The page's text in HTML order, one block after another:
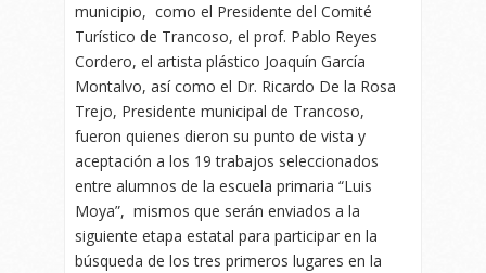
municipio, como el Presidente del Comité
Turístico de Trancoso, el prof. Pablo Reyes
Cordero, el artista plástico Joaquín García
Montalvo, así como el Dr. Ricardo De la Rosa
Trejo, Presidente municipal de Trancoso,
fueron quienes dieron su punto de vista y
aceptación a los 19 trabajos seleccionados
entre alumnos de la escuela primaria “Luis
Moya”, mismos que serán enviados a la
siguiente etapa estatal para participar en la
búsqueda de los tres primeros lugares en la